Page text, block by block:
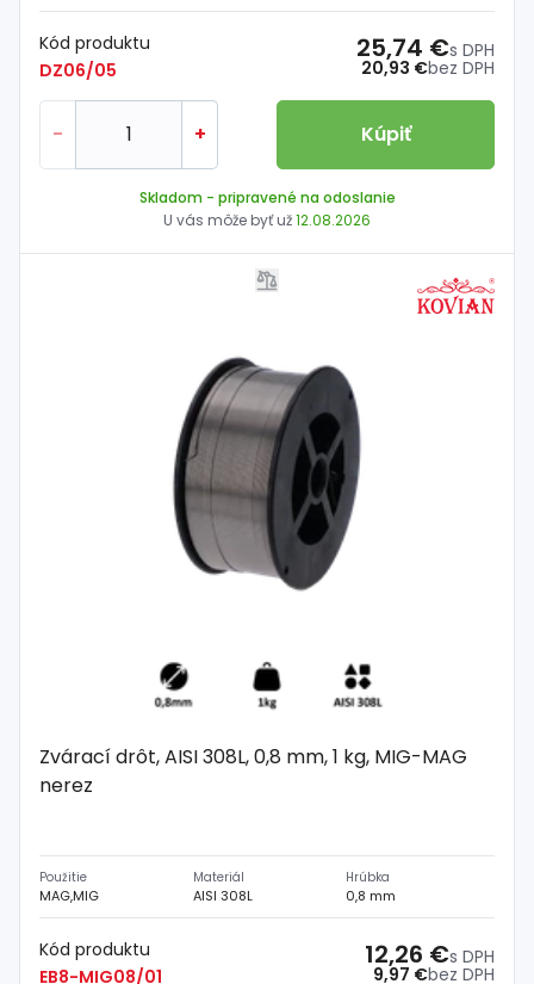
Kód produktu
DZ06/05
20,93 €bez DPH
25,74 €s DPH
- + Kúpiť
Skladom - pripravené na odoslanie
U vás môže byť už12.08.2026
Zvárací drôt, AISI 308L, 0,8 mm, 1 kg, MIG-MAG
nerez
Použitie
MAG,MIG
Materiál
AISI 308L
Hrúbka
0,8 mm
Kód produktu
EB8-MIG08/01
9,97 €bez DPH
12,26 €s DPH